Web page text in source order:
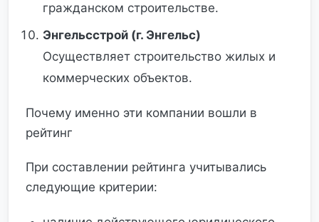
гражданском строительстве.
Энгельсстрой (г. Энгельс)
Осуществляет строительство жилых и
коммерческих объектов.
Почему именно эти компании вошли в
рейтинг
При составлении рейтинга учитывались
следующие критерии: